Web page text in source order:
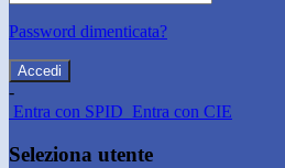
Password dimenticata?
-
Entra con SPID Entra con CIE
Seleziona utente